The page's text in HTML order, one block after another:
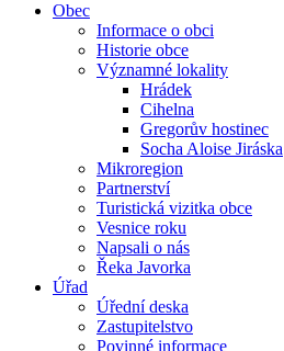
Obec
Informace o obci
Historie obce
Významné lokality
Hrádek
Cihelna
Gregorův hostinec
Socha Aloise Jiráska
Mikroregion
Partnerství
Turistická vizitka obce
Vesnice roku
Napsali o nás
Řeka Javorka
Úřad
Úřední deska
Zastupitelstvo
Povinné informace